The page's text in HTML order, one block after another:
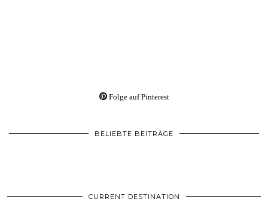
Folge auf Pinterest
BELIEBTE BEITRÄGE
CURRENT DESTINATION